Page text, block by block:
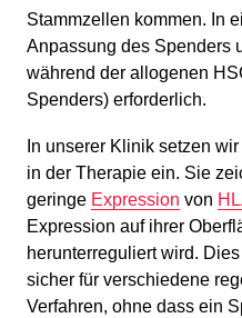
Stammzellen kommen. In
Anpassung des Spenders
während der allogenen
Spenders) erforderlich.
In unserer Klinik setzen
in der Therapie ein. Sie
geringe Expression von
Expression auf ihrer
herunterreguliert wird.
sicher für verschiedene
Verfahren, ohne dass ein